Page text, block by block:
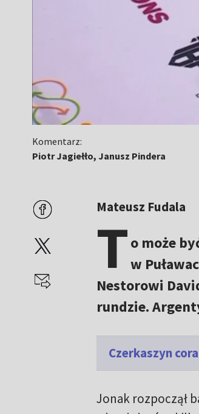
Komentarz:
Piotr Jagiełło, Janusz Pindera
Mateusz Fudala
To może
w
Nestorowi
rundzie.
Czerkaszyn
Jonak rozpoczął